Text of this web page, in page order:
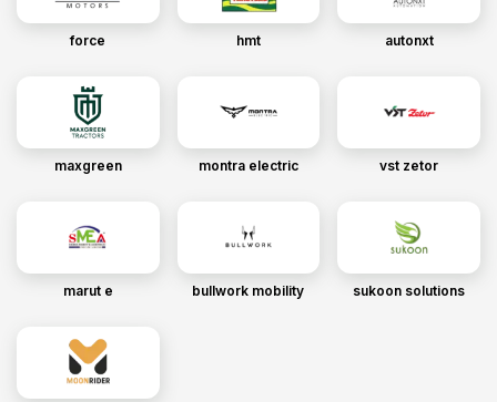
force hmt autonxt
maxgreen montra electric vst zetor
marut e bullwork mobility sukoon solutions